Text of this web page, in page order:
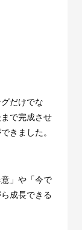
だけでな
で完成させ
きました。
」や「今で
成長できる